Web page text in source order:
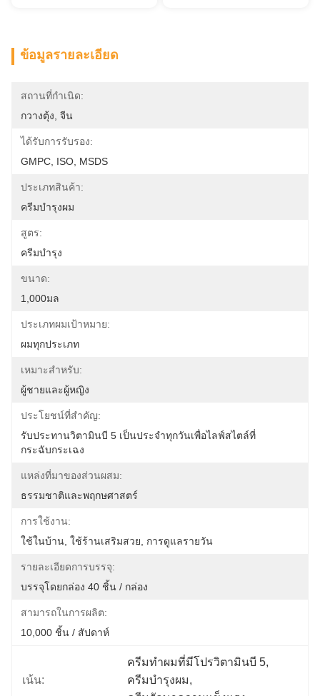
ข้อมูลรายละเอียด
สถานที่กำเนิด:
กวางตุ้ง, จีน
ได้รับการรับรอง:
GMPC, ISO, MSDS
ประเภทสินค้า:
ครีมบํารุงผม
สูตร:
ครีมบำรุง
ขนาด:
1,000มล
ประเภทผมเป้าหมาย:
ผมทุกประเภท
เหมาะสำหรับ:
ผู้ชายและผู้หญิง
ประโยชน์ที่สำคัญ:
รับประทานวิตามินบี 5 เป็นประจำทุกวันเพื่อไลฟ์สไตล์ที่
กระฉับกระเฉง
แหล่งที่มาของส่วนผสม:
ธรรมชาติและพฤกษศาสตร์
การใช้งาน:
ใช้ในบ้าน, ใช้ร้านเสริมสวย, การดูแลรายวัน
รายละเอียดการบรรจุ:
บรรจุโดยกล่อง 40 ชิ้น / กล่อง
สามารถในการผลิต:
10,000 ชิ้น / สัปดาห์
เน้น:
ครีมทําผมที่มีโปรวิตามินบี 5,
ครีมบํารุงผม,